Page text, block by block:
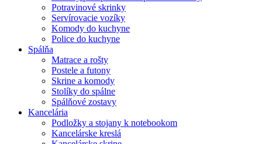
Potravinové skrinky
Servírovacie vozíky
Komody do kuchyne
Police do kuchyne
Spálňa
Matrace a rošty
Postele a futony
Skrine a komody
Stolíky do spálne
Spálňové zostavy
Kancelária
Podložky a stojany k notebookom
Kancelárske kreslá